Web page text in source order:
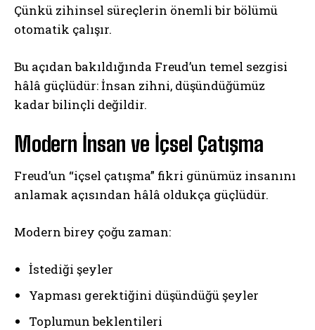
Çünkü zihinsel süreçlerin önemli bir bölümü
otomatik çalışır.
Bu açıdan bakıldığında Freud’un temel sezgisi
hâlâ güçlüdür: İnsan zihni, düşündüğümüz
kadar bilinçli değildir.
Modern İnsan ve İçsel Çatışma
Freud’un “içsel çatışma” fikri günümüz insanını
anlamak açısından hâlâ oldukça güçlüdür.
Modern birey çoğu zaman:
İstediği şeyler
Yapması gerektiğini düşündüğü şeyler
Toplumun beklentileri